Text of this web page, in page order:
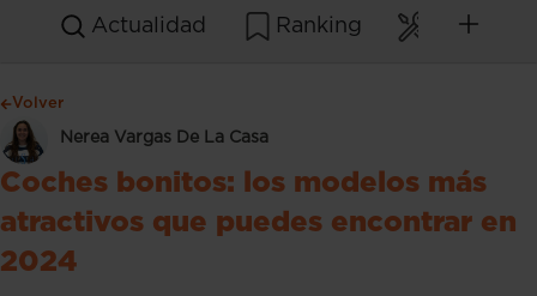
Actualidad Ranking
Volver
Nerea Vargas De La Casa
Coches bonitos: los modelos más
atractivos que puedes encontrar en
2024